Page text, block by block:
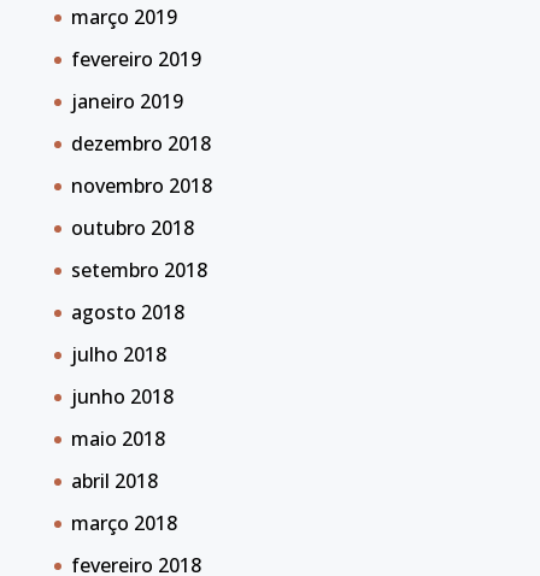
março 2019
fevereiro 2019
janeiro 2019
dezembro 2018
novembro 2018
outubro 2018
setembro 2018
agosto 2018
julho 2018
junho 2018
maio 2018
abril 2018
março 2018
fevereiro 2018